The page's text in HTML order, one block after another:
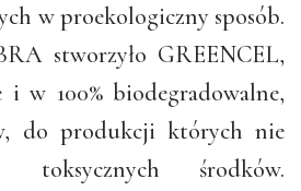
w proekologiczny sposób.
stworzyło GREENCEL,
i w 100% biodegradowalne,
do produkcji których nie
toksycznych środków.